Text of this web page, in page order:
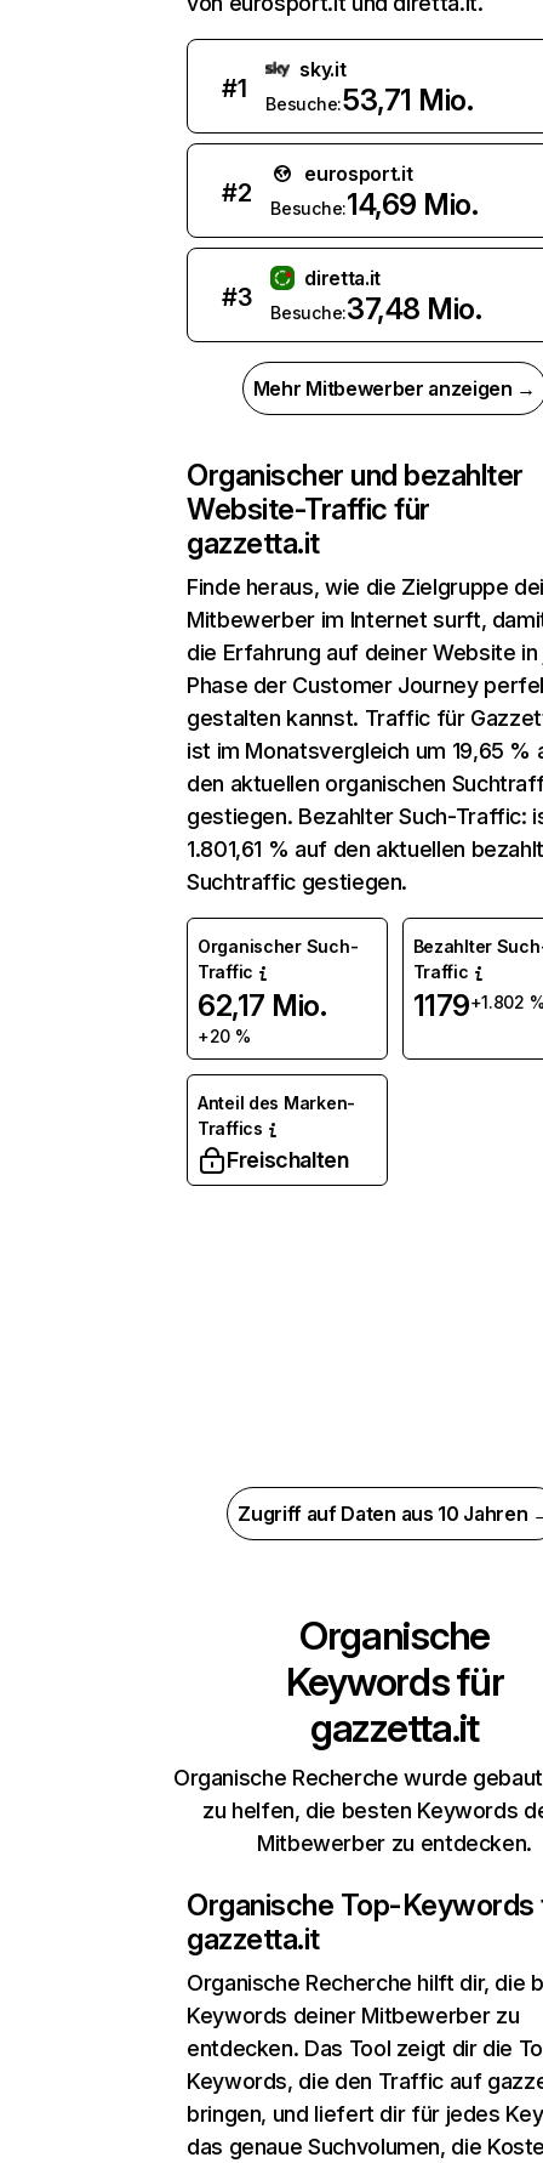
#1
sky.it
Besuche:53,71 Mio.
#2
eurosport.it
Besuche:14,69 Mio.
#3
diretta.it
Besuche:37,48 Mio.
Mehr Mitbewerber anzeigen →
Organischer und bezahlter
Website-Traffic für
gazzetta.it
Finde heraus, wie die Zielgruppe
Mitbewerber im Internet surft,
die Erfahrung auf deiner Website
Phase der Customer Journey
gestalten kannst. Traffic für
ist im Monatsvergleich um 19,65 %
den aktuellen organischen
gestiegen. Bezahlter Such-Traffic:
1.801,61 % auf den aktuellen
Suchtraffic gestiegen.
Organischer Such-
Traffic
62,17 Mio.
+20 %
Bezahlter
Traffic
1179+1.802
Anteil des Marken-
Traffics
Freischalten
Zugriff auf Daten aus 10 Jahren
Organische
Keywords für
gazzetta.it
Organische Recherche wurde
zu helfen, die besten Keywords
Mitbewerber zu entdecken.
Organische Top-Keywords
gazzetta.it
Organische Recherche hilft dir, die
Keywords deiner Mitbewerber zu
entdecken. Das Tool zeigt dir die
Keywords, die den Traffic auf
bringen, und liefert dir für jedes
das genaue Suchvolumen, die